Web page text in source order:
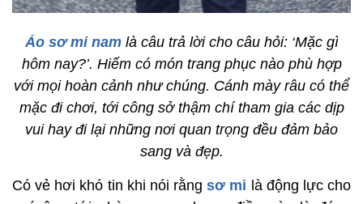
Áo sơ mi namlà câu trả lời cho câu hỏi: ‘Mặc gì
hôm nay?’. Hiếm có món trang phục nào phù hợp
với mọi hoàn cảnh như chúng. Cánh mày râu có thể
mặc đi chơi, tới công sở thậm chí tham gia các dịp
vui hay đi lại những nơi quan trọng đều đảm bảo
sang và đẹp.
Có vẻ hơi khó tin khi nói rằngsơ mi là động lực cho